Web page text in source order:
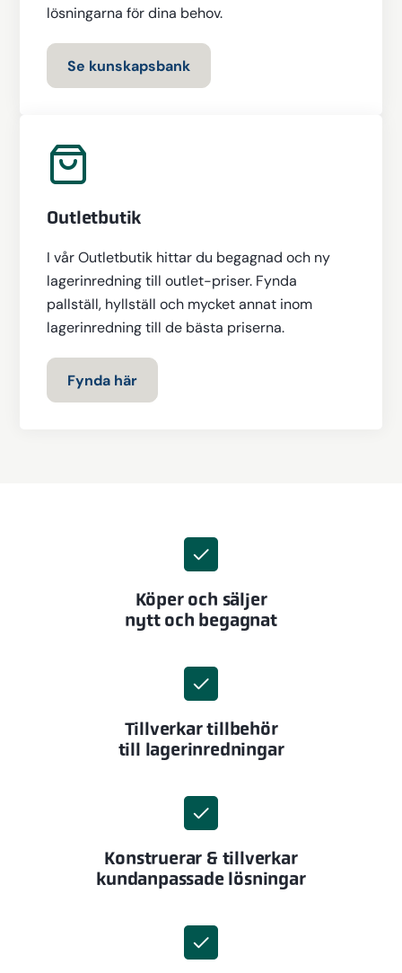
lösningarna för dina behov.
Se kunskapsbank
Outletbutik
I vår Outletbutik hittar du begagnad och ny
lagerinredning till outlet-priser. Fynda
pallställ, hyllställ och mycket annat inom
lagerinredning till de bästa priserna.
Fynda här
Köper och säljer
nytt och begagnat
Tillverkar tillbehör
till lagerinredningar
Konstruerar & tillverkar
kundanpassade lösningar